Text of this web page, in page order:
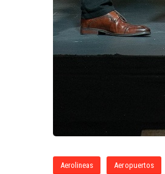
Aerolineas Aeropuertos